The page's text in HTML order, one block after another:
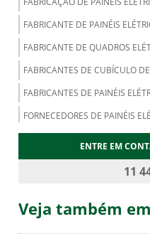
FABRICANTE DE PAINÉIS
FABRICANTE DE QUADROS
FABRICANTES DE CUBÍCULO
FABRICANTES DE PAINÉIS
FORNECEDORES DE PAINÉIS
MONTAGEM DE PAINÉIS
MONTAGEM DE QUADROS
ENTRE EM
11
Veja também